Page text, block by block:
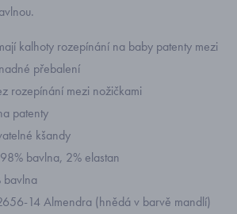
kalhoty rozepínání na baby patenty mezi
přebalení
rozepínání mezi nožičkami
patenty
kšandy
bavlna, 2% elastan
bavlna
14 Almendra (hnědá v barvě mandlí)